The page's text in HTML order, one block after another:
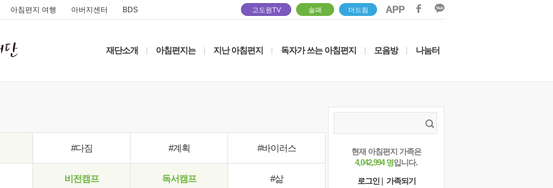
아침편지 여행 아버지센터 BDS 고도원TV 솔패 더드림
재단소개 아침편지는 지난 아침편지 독자가 쓰는 아침편지 모음방 나눔터
#다짐 #계획 #바이러스
비전캠프 독서캠프 #삶
현재 아침편지 가족은
4,042,994 명입니다.
로그인
가족되기